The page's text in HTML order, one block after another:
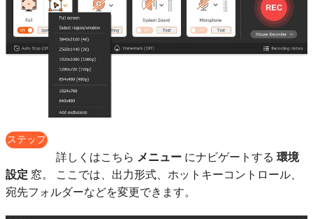
ステップ
詳しくはこちら メニュー にナビゲートする 環境
設定 窓。 ここでは、出力形式、ホットキーコントロール、
宛先フォルダーなどを変更できます。